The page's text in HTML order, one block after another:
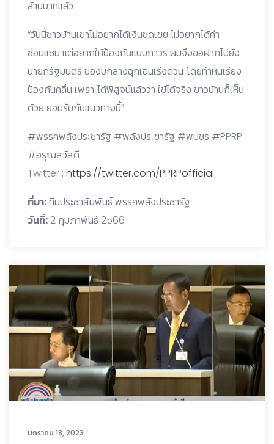
ล้านบาทแล้ว
“วันนี้ชาวบ้านเขาไม่อยากได้เงินชดเชย ไม่อยากได้ค่า
ซ่อมแซม แต่อยากให้ป้องกันแบบถาวร ผมจึงขอฝากไปยัง
นายกรัฐมนตรี ของบกลางฉุกเฉินเร่งด่วน โดยทำหินเรียง
ป้องกันคลื่น เพราะได้พิสูจน์แล้วว่า ใช้ได้จริง ชาวบ้านก็เห็น
ด้วย ยอมรับกับแนวทางนี้”
#พรรคพลังประชารัฐ #พลังประชารัฐ #พปชร #PPRP
#อรุณสวัสดี
Twitter : https://twitter.com/PPRPofficial
ที่มา:ทีมประชาสัมพันธ์ พรรคพลังประชารัฐ
วันที่: 2 กุมภาพันธ์ 2566
มกราคม 18, 2023